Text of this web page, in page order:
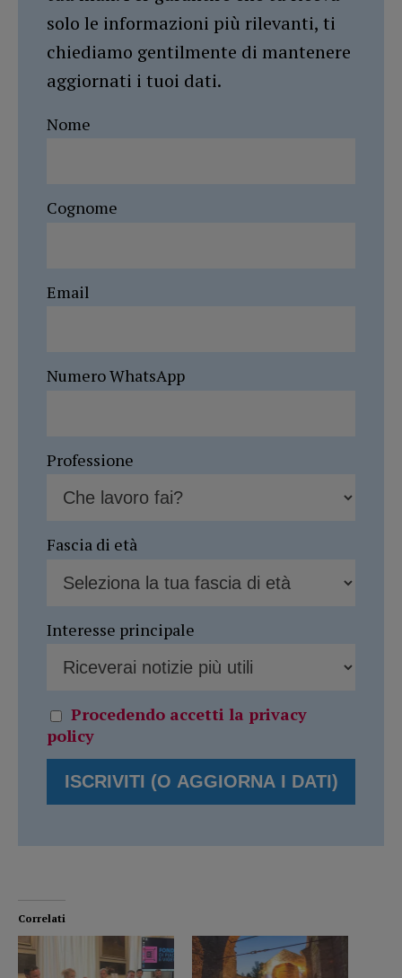
solo le informazioni più rilevanti, ti
chiediamo gentilmente di mantenere
aggiornati i tuoi dati.
Nome
Cognome
Email
Numero WhatsApp
Professione
Fascia di età
Interesse principale
Procedendo accetti la privacy
policy
Correlati